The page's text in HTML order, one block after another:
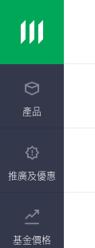
產品
推廣及優惠
基金價格